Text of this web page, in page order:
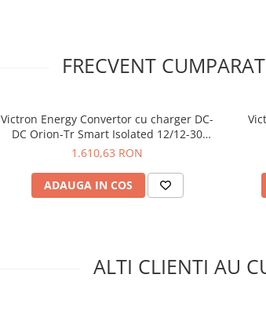
FRECVENT
Victron Energy Convertor cu charger DC-
DC Orion-Tr Smart Isolated 12/12-30
(360W)
1.610,63 RON
ADAUGA IN COS
ALTI CLIENTI AU